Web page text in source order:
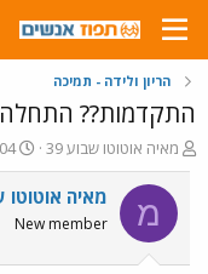
הריון ולידה - תמיכה
התקדמות?? התחלה
פ
ו
ת
ח
ה
מאיה אוטוטו שבוע 39
פ
ו
ר
ם
מ מאיה אוטוטו
New member